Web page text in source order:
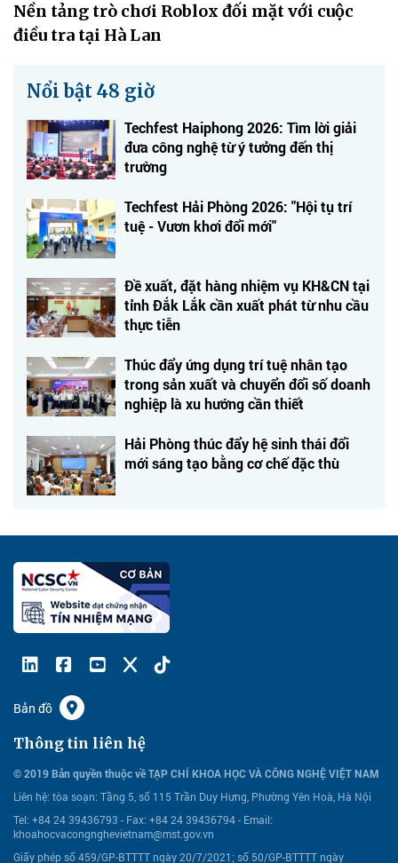
Nền tảng trò chơi Roblox đối mặt với cuộc
điều tra tại Hà Lan
Nổi bật 48 giờ
Techfest Haiphong 2026: Tìm lời giải
đưa công nghệ từ ý tưởng đến thị
trường
Techfest Hải Phòng 2026: "Hội tụ trí
tuệ - Vươn khơi đổi mới"
Đề xuất, đặt hàng nhiệm vụ KH&CN tại
tỉnh Đắk Lắk cần xuất phát từ nhu cầu
thực tiễn
Thúc đẩy ứng dụng trí tuệ nhân tạo
trong sản xuất và chuyển đổi số doanh
nghiệp là xu hướng cần thiết
Hải Phòng thúc đẩy hệ sinh thái đổi
mới sáng tạo bằng cơ chế đặc thù
Bản đồ
Thông tin liên hệ
© 2019 Bản quyền thuộc về TẠP CHÍ KHOA HỌC VÀ CÔNG NGHỆ VIỆT NAM
Liên hệ: tòa soạn: Tầng 5, số 115 Trần Duy Hưng, Phường Yên Hoà, Hà Nội
Tel: +84 24 39436793 - Fax: +84 24 39436794 - Email:
khoahocvacongnghevietnam@mst.gov.vn
Giấy phép số 459/GP-BTTTT ngày 20/7/2021; số 50/GP-BTTTT ngày